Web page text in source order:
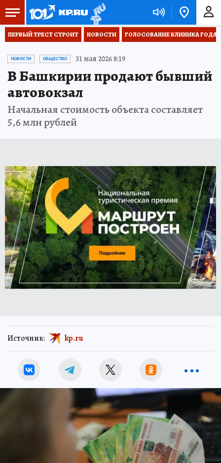
ПЕРВЫЙ ТРЕСТ СТРОИТ НОВОСТИ ГОЛОСОВАНИЕ КЛИНИКА ГОДА
НОВОСТИ ОБЩЕСТВО 31 мая 2026 8:19
В Башкирии продают бывший
автовокзал
Начальная стоимость объекта составляет
5,6 млн рублей
Источник: kp.ru